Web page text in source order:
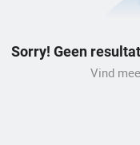
Sorry! Geen
Vind